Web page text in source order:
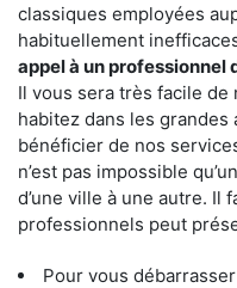
classiques employées
habituellement
appel à un
Il vous sera très facile
habitez dans les
bénéficier de nos
n’est pas impossible
d’une ville à une autre. Il
professionnels peut
Pour vous